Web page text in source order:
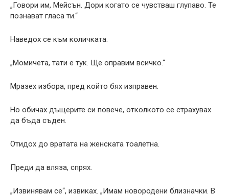
„Говори им, Мейсън. Дори когато се чувстваш глупаво. Те
познават гласа ти.“
Наведох се към количката.
„Момичета, тати е тук. Ще оправим всичко.“
Мразех избора, пред който бях изправен.
Но обичах дъщерите си повече, отколкото се страхувах
да бъда съден.
Отидох до вратата на женската тоалетна.
Преди да вляза, спрях.
„Извинявам се“, извиках. „Имам новородени близначки. В